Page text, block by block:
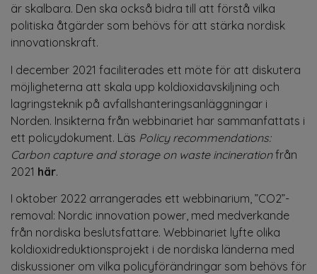
är skalbara. Den ska också bidra till att förstå vilka
politiska åtgärder som behövs för att stärka nordisk
innovationskraft.
I december 2021 faciliterades ett möte för att diskutera
möjligheterna att skala upp koldioxidavskiljning och
lagringsteknik på avfallshanteringsanläggningar i
Norden. Insikterna från webbinariet har sammanfattats i
ett policydokument. Läs Policy recommendations:
Carbon capture and storage on waste incinerationfrån
2021 här.
I oktober 2022 arrangerades ett webbinarium, ”CO2”-
removal: Nordic innovation power, med medverkande
från nordiska beslutsfattare. Webbinariet lyfte olika
koldioxidreduktionsprojekt i de nordiska länderna med
diskussioner om vilka policyförändringar som behövs för